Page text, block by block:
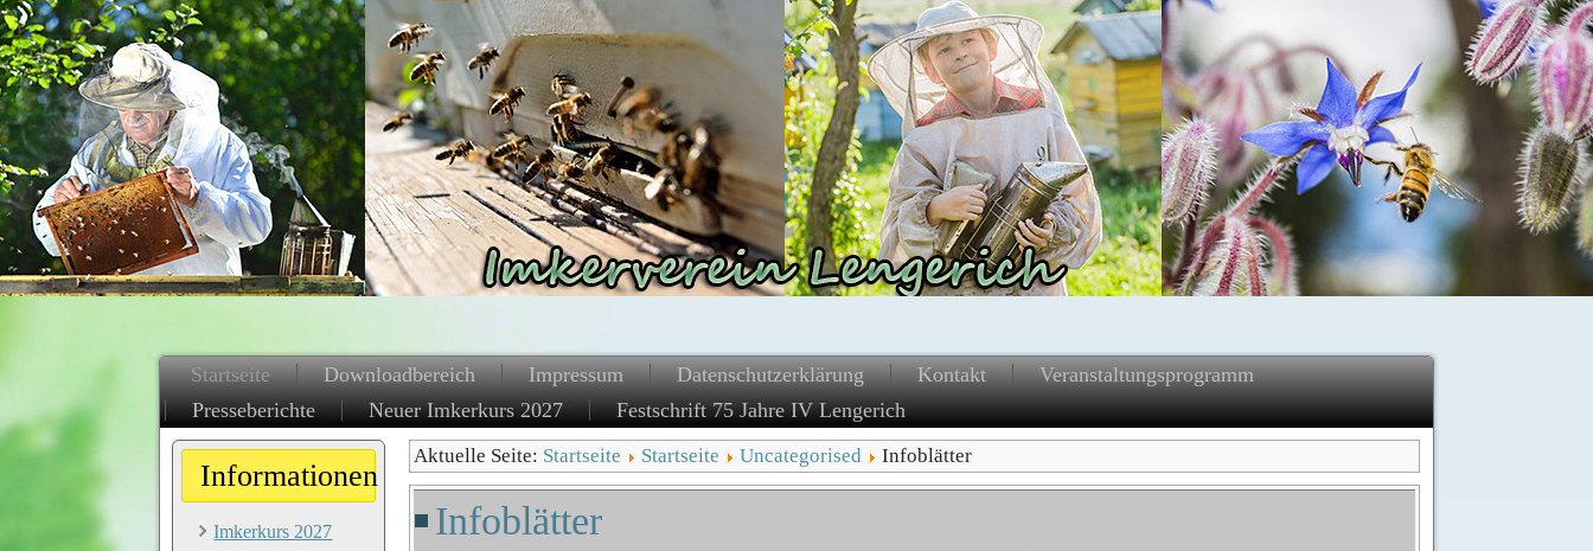
Startseite Downloadbereich Impressum Datenschutzerklärung Kontakt
Veranstaltungsprogramm
Presseberichte
Neuer Imkerkurs 2027 Festschrift 75 Jahre IV Lengerich
Informationen
Imkerkurs 2027
Aktuelle Seite: Startseite Startseite Uncategorised Infoblätter
Infoblätter